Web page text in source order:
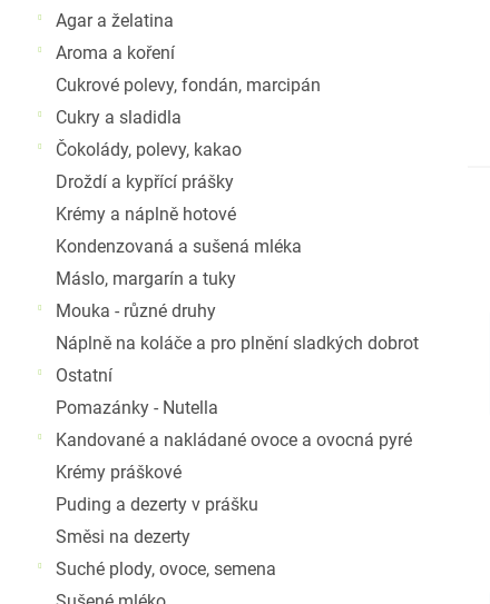
Agar a želatina
Aroma a koření
Cukrové polevy, fondán, marcipán
Cukry a sladidla
Čokolády, polevy, kakao
Droždí a kypřící prášky
Krémy a náplně hotové
Kondenzovaná a sušená mléka
Máslo, margarín a tuky
Mouka - různé druhy
Náplně na koláče a pro plnění sladkých dobrot
Ostatní
Pomazánky - Nutella
Kandované a nakládané ovoce a ovocná pyré
Krémy práškové
Puding a dezerty v prášku
Směsi na dezerty
Suché plody, ovoce, semena